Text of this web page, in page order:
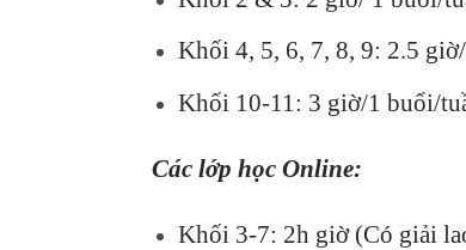
Khối 4, 5, 6, 7, 8, 9: 2.5
Khối 10-11: 3 giờ/1 buổi/
Các lớp học Online:
Khối 3-7: 2h giờ (Có giải